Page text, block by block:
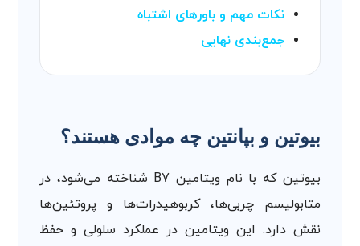
نکات مهم و باورهای اشتباه
جمع‌بندی نهایی
بیوتین و بپانتین چه موادی هستند؟
بیوتین که با نام ویتامین B7 شناخته می‌شود، در
متابولیسم چربی‌ها، کربوهیدرات‌ها و پروتئین‌ها
نقش دارد. این ویتامین در عملکرد سلولی و حفظ